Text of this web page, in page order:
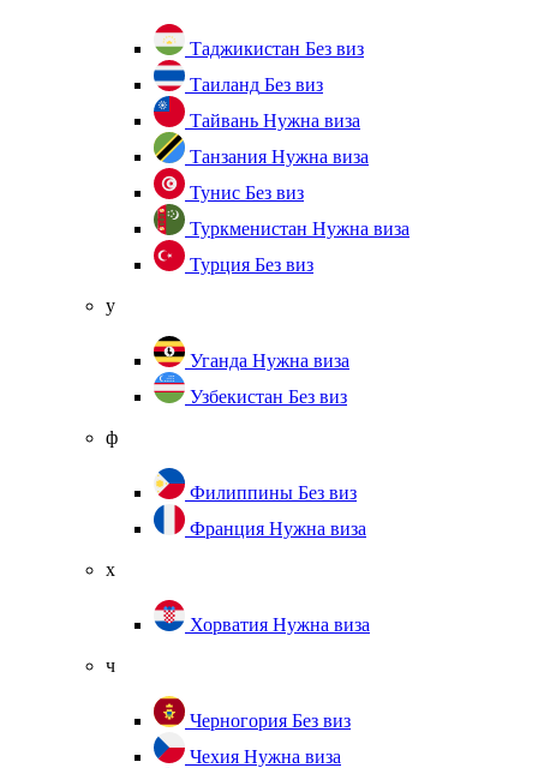
Таджикистан Без виз
Таиланд Без виз
Тайвань Нужна виза
Танзания Нужна виза
Тунис Без виз
Туркменистан Нужна виза
Турция Без виз
у
Уганда Нужна виза
Узбекистан Без виз
ф
Филиппины Без виз
Франция Нужна виза
х
Хорватия Нужна виза
ч
Черногория Без виз
Чехия Нужна виза